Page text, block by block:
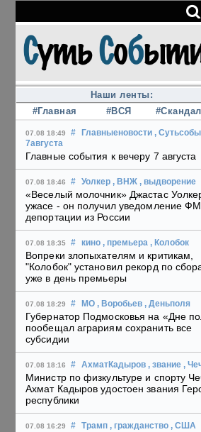
Наши ленты:
#Главная
#ВСЯ
07.08 18:49 # Главныеновости ,
7августа
Главные события к вечеру 7 августа
07.08 18:46 # Уолкер , ВНЖ , выдворение
«Веселый молочник» Джастас
ужасе - он получил уведомление
депортации из России
07.08 18:35 # кино , премьера , Колобок
Вопреки злопыхателям и критикам,
"Колобок" установил рекорд по
уже в день премьеры
07.08 18:29 # МО , Воробьев , Деньполя
Губернатор Подмосковья на «Дне
пообещал аграриям сохранить все
субсидии
07.08 18:16 # АхматКадыров , звание ,
Министр по физкультуре и спорту
Ахмат Кадыров удостоен звания
республики
07.08 16:29 # Трамп , гражданство , США